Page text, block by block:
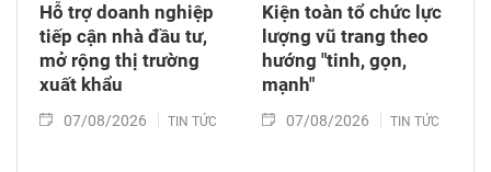
Hỗ trợ doanh nghiệp
tiếp cận nhà đầu tư,
mở rộng thị trường
xuất khẩu
07/08/2026 TIN TỨC
Kiện toàn tổ chức lực
lượng vũ trang theo
hướng "tinh, gọn,
mạnh"
07/08/2026 TIN TỨC